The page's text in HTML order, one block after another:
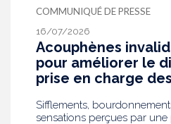
pour les autres
établissements de santé ou
établissements médicaux
personnes âgées, en
risque de grippe sévère,
prioritaire en Ehpad et en
COMMUNIQUÉ DE PRESSE
16/07/2026
Acouphènes
pour améliorer le
prise en charge
Sifflements,
sensations perçues par